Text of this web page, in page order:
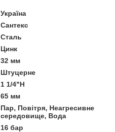
Україна
Сантекс
Сталь
Цинк
32 мм
Штуцерне
1 1/4"Н
65 мм
Пар, Повітря, Неагресивне
середовище, Вода
16 бар